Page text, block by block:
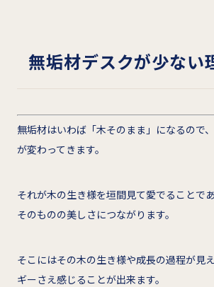
無垢材デスクが少ない
無垢材はいわば「木そのまま」になるので
が変わってきます。
それが木の生き様を垣間見て愛でることで
そのものの美しさにつながります。
そこにはその木の生き様や成長の過程が見
ギーさえ感じることが出来ます。